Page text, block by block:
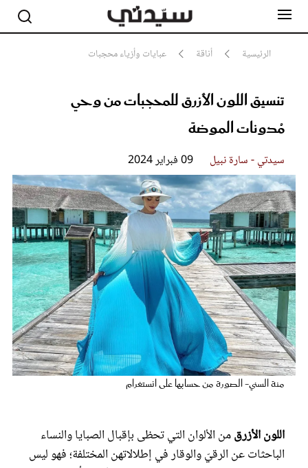
الرئيسية أناقة عبايات وأزياء محجبات
تنسيق اللون الأزرق للمحجبات من وحي
مُدونات الموضة
سيدتي - سارة نبيل 09 فبراير 2024
منة السني- الصورة من حسابها على انستغرام
اللون الأزرقمن الألوان التي تحظى بإقبال الصبايا والنساء
الباحثات عن الرقيّ والوقار في إطلالاتهن المختلفة؛ فهو ليس
مشاهير
جمال
سيدتي وطفلك
لايف ستايل
بلس+
فيديو
مطبخ سيدتي
مقالات الرأي
ستايل
تقارير
عروس سيدتي